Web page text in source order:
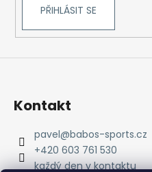
PŘIHLÁSIT SE
Kontakt
pavel@babos-sports.cz
+420 603 761 530
každý den v kontaktu